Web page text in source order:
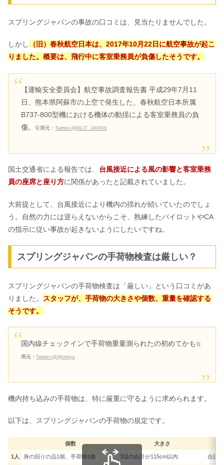
スプリングジャパンの事故の口コミは、見当たりませんでした。
しかし
（旧）春秋航空日本は、2017年10月22日に航空事故が起こ
りました。概要は、飛行中に客室乗務員が負傷したそうです。
【運輸安全委員会】航空事故調査報告書 平成29年7月11
日、熊本県阿蘇市の上空で発生した、春秋航空日本所属
B737-800型機における機体の動揺による客室乗務員の負
傷。
引用元：Twitter-@MLIT_JAPAN
国土交通省による報告では、 台風接近による風の影響と客室乗務
員の座席と座り方に関係があったと記載されていました。
大前提として、台風接近により機内の揺れが続いていたのでしょ
う。自然の力には逆らえないからこそ、熟練したパイロットやCA
の指示に従い事故が起きないようにしたいですね。
スプリングジャパンの手荷物検査は厳しい？
スプリングジャパンの手荷物検査は「厳しい」という口コミがあ
りました。
スタッフが、手荷物の大きさや個数、重量を確認する
そうです。
国内線チェックインで手荷物重量測られたの初めてかも 引
用元：Twitter-@@rrrrryo
機内持ち込みの手荷物は、特に厳重に守るように求められます。
以下は、スプリングジャパンの手荷物の規定です。
個数 大きさ
1人 身の回りの品1個、手荷物1個 3辺の合計が115cm以内 合計